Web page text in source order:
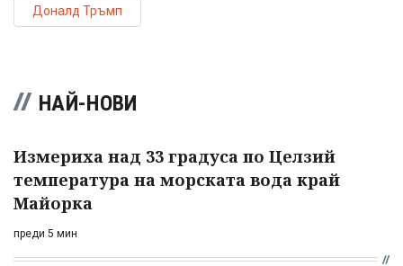
Доналд Тръмп
НАЙ-НОВИ
Измериха над 33 градуса по Целзий
температура на морската вода край
Майорка
преди 5 мин